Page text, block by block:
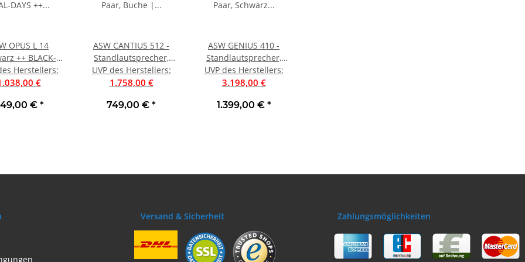
OPUS L 14
++ BLACK-
DAYS ++
ohne OVP
Herstellers:
€
€ *
ASW CANTIUS 512 -
Standlautsprecher,
Paar, Buche |
Aussteller, sehr gut
UVP des Herstellers:
1.758,00 €
749,00 € *
ASW GENIUS 410 -
Standlautsprecher,
Paar, Schwarz
Schleiflack | Neu
UVP des Herstellers:
3.198,00 €
1.399,00 € *
Versand & Sicherheit Zahlungsmöglichkeiten